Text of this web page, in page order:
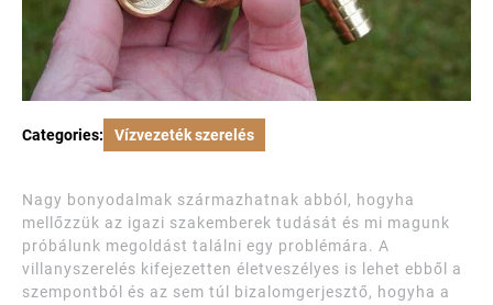
Categories: Vízvezeték szerelés
Nagy bonyodalmak származhatnak abból, hogyha
mellőzzük az igazi szakemberek tudását és mi magunk
próbálunk megoldást találni egy problémára. A
villanyszerelés kifejezetten életveszélyes is lehet ebből a
szempontból és az sem túl bizalomgerjesztő, hogyha a